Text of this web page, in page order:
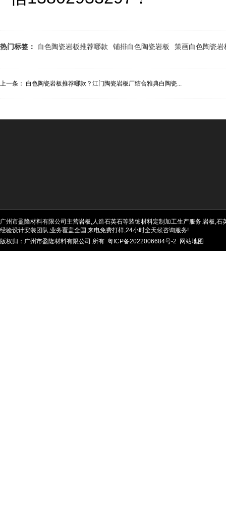
热门标签： 白色陶瓷岩板推荐哪款 铺排白色陶瓷岩板 策画白色陶瓷岩
上一条： 白色陶瓷岩板推荐哪款？江门陶瓷岩板厂结合雅典白陶瓷...
广州市盈隆材料有限公司主营岩板,人造石英石等装饰材料定制加工生产服务.岩板,
经验设计安装团队,业务覆盖全国,来电免费打样,24小时全天候咨询服务!
版权归：广州市盈隆材料有限公司 所有 粤ICP备2022006684号-2 网站地图